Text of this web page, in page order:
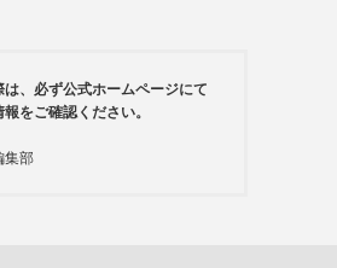
は、必ず公式ホームページにて
をご確認ください。
集部